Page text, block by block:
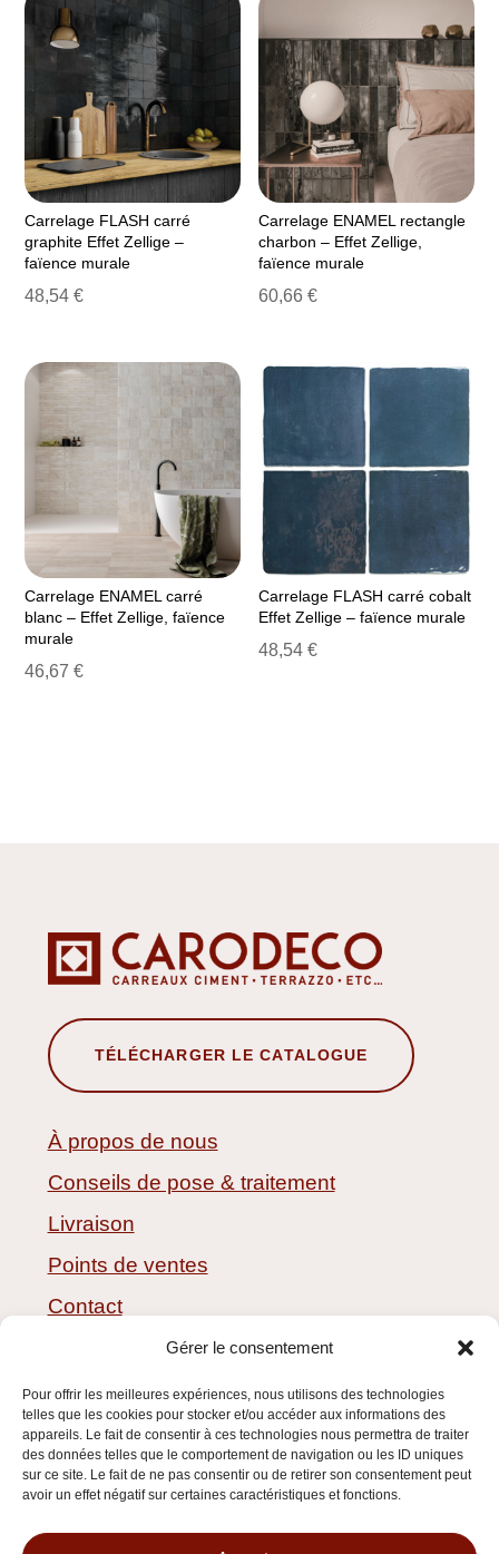
Gérer le consentement
Pour offrir les meilleures expériences, nous utilisons des technologies
telles que les cookies pour stocker et/ou accéder aux informations des
appareils. Le fait de consentir à ces technologies nous permettra de traiter
des données telles que le comportement de navigation ou les ID uniques
sur ce site. Le fait de ne pas consentir ou de retirer son consentement peut
avoir un effet négatif sur certaines caractéristiques et fonctions.
Carrelage FLASH carré
graphite Effet Zellige –
faïence murale
48,54€
Carrelage ENAMEL rectangle
charbon – Effet Zellige,
faïence murale
60,66€
Carrelage ENAMEL carré
blanc – Effet Zellige, faïence
murale
46,67€
Carrelage FLASH carré cobalt
Effet Zellige – faïence murale
48,54€
TÉLÉCHARGER LE CATALOGUE
À propos de nous
Conseils de pose & traitement
Livraison
Points de ventes
Contact